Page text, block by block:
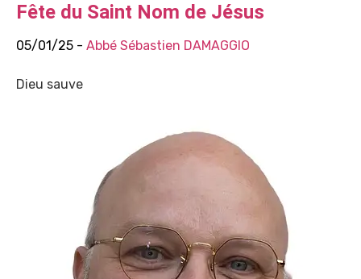
Fête du Saint Nom de Jésus
05/01/25 - Abbé Sébastien DAMAGGIO
Dieu sauve